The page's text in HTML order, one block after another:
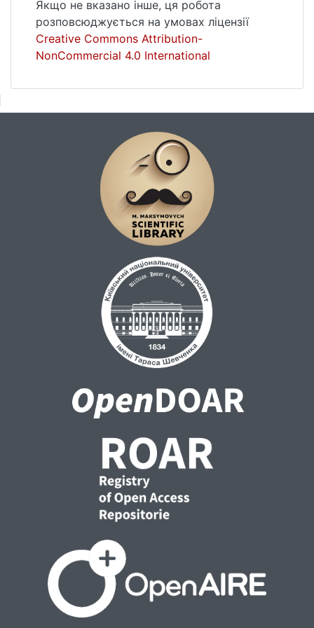
Якщо не вказано інше, ця робота
розповсюджується на умовах ліцензії
Creative Commons Attribution-
NonCommercial 4.0 International